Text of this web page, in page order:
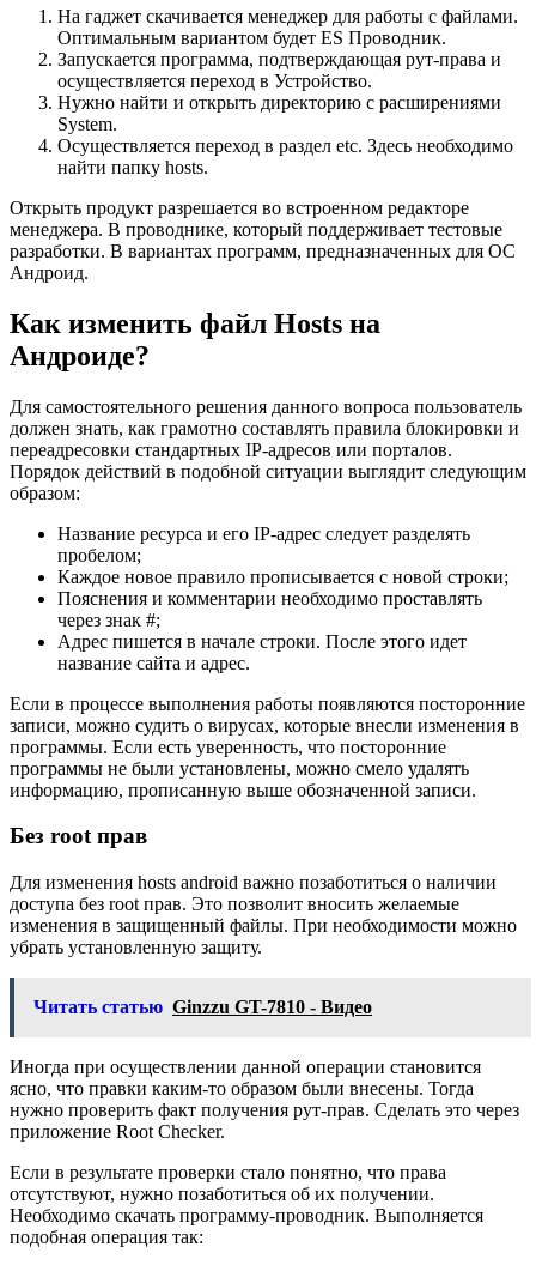
На гаджет скачивается менеджер для работы с файлами.
Оптимальным вариантом будет ES Проводник.
Запускается программа, подтверждающая рут-права и
осуществляется переход в Устройство.
Нужно найти и открыть директорию с расширениями
System.
Осуществляется переход в раздел etc. Здесь необходимо
найти папку hosts.
Открыть продукт разрешается во встроенном редакторе
менеджера. В проводнике, который поддерживает тестовые
разработки. В вариантах программ, предназначенных для ОС
Андроид.
Как изменить файл Hosts на
Андроиде?
Для самостоятельного решения данного вопроса пользователь
должен знать, как грамотно составлять правила блокировки и
переадресовки стандартных IP-адресов или порталов.
Порядок действий в подобной ситуации выглядит следующим
образом:
Название ресурса и его IP-адрес следует разделять
пробелом;
Каждое новое правило прописывается с новой строки;
Пояснения и комментарии необходимо проставлять
через знак #;
Адрес пишется в начале строки. После этого идет
название сайта и адрес.
Если в процессе выполнения работы появляются посторонние
записи, можно судить о вирусах, которые внесли изменения в
программы. Если есть уверенность, что посторонние
программы не были установлены, можно смело удалять
информацию, прописанную выше обозначенной записи.
Без root прав
Для изменения hosts android важно позаботиться о наличии
доступа без root прав. Это позволит вносить желаемые
изменения в защищенный файлы. При необходимости можно
убрать установленную защиту.
Читать статью Ginzzu GT-7810 - Видео
Иногда при осуществлении данной операции становится
ясно, что правки каким-то образом были внесены. Тогда
нужно проверить факт получения рут-прав. Сделать это через
приложение Root Checker.
Если в результате проверки стало понятно, что права
отсутствуют, нужно позаботиться об их получении.
Необходимо скачать программу-проводник. Выполняется
подобная операция так: